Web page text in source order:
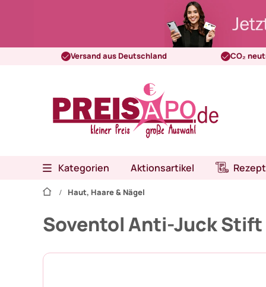
Versand aus Deutschland CO₂
Kategorien Aktionsartikel
Haut, Haare & Nägel
Soventol Anti-Juck